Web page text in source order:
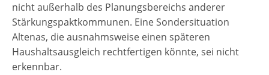
nicht außerhalb des Planungsbereichs anderer
Stärkungspaktkommunen. Eine Sondersituation
Altenas, die ausnahmsweise einen späteren
Haushaltsausgleich rechtfertigen könnte, sei nicht
erkennbar.